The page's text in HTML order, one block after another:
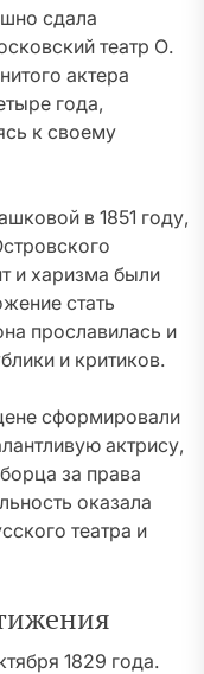
сдала
театр О.
актера
года,
к своему
в 1851 году,
и харизма были
стать
прославилась и
и критиков.
сформировали
актрису,
за права
оказала
театра и
1829 года.